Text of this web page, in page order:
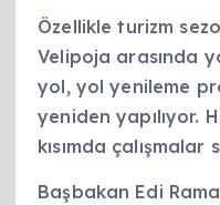
Özellikle turizm
Velipoja arasında
yol, yol yenileme
yeniden yapılıyor.
kısımda çalışmalar
Başbakan Edi